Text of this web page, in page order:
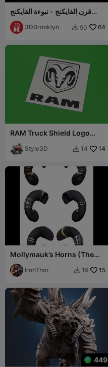
قرن الفايكنج - نبوءة الفايكنج
ثلاثية الأبعاد - الموسم 4 الحلقة
19 - تشغيل
3DBrooklyn  90 64
RAM Truck Shield Logo
Stencil
Style3D  14 14
Mollymauk’s Horns (The
Mighty Nien/Critical Role)
IronThor  19 15
449